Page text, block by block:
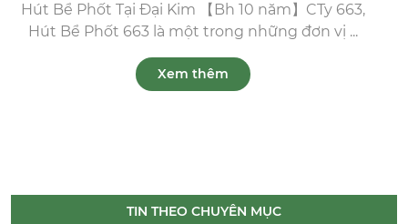
Hút Bể Phốt Tại Đại Kim 【Bh 10 năm】CTy 663,
Hút Bể Phốt 663 là một trong những đơn vị ...
Xem thêm
TIN THEO CHUYÊN MỤC